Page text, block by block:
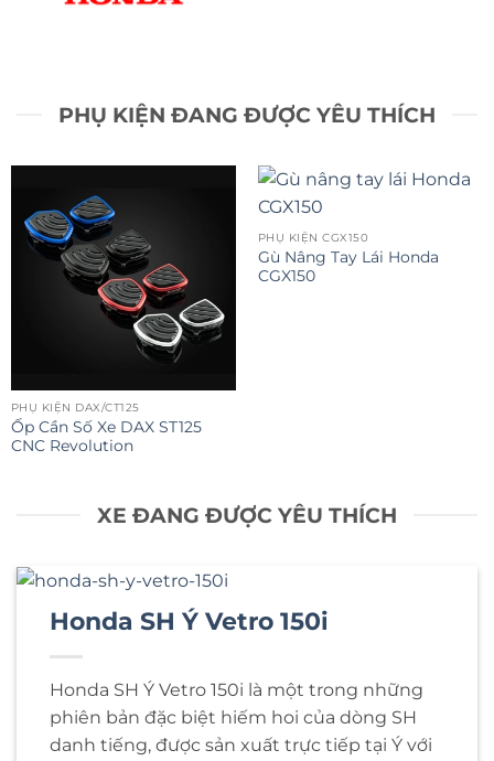
PHỤ KIỆN ĐANG ĐƯỢC YÊU THÍCH
PHỤ KIỆN DAX/CT125
Ốp Cần Số Xe DAX ST125
CNC Revolution
PHỤ KIỆN CGX150
Gù Nâng Tay Lái Honda
CGX150
XE ĐANG ĐƯỢC YÊU THÍCH
Honda SH Ý Vetro 150i
Honda SH Ý Vetro 150i là một trong những
phiên bản đặc biệt hiếm hoi của dòng SH
danh tiếng, được sản xuất trực tiếp tại Ý với